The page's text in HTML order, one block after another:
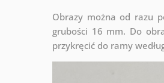
Obrazy można od razu
grubości 16 mm. Do
przykręcić do ramy